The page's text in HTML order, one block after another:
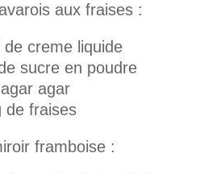
aux fraises :
de creme liquide
sucre en poudre
agar
de fraises
framboise :